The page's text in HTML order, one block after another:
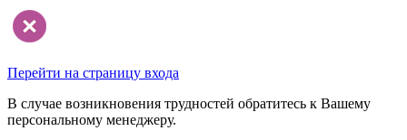
Перейти на страницу входа
В случае возникновения трудностей обратитесь к Вашему
персональному менеджеру.